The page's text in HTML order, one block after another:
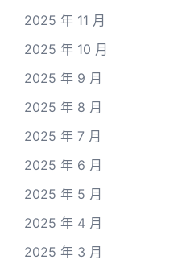
2025 年 11 月
2025 年 10 月
2025 年 9 月
2025 年 8 月
2025 年 7 月
2025 年 6 月
2025 年 5 月
2025 年 4 月
2025 年 3 月